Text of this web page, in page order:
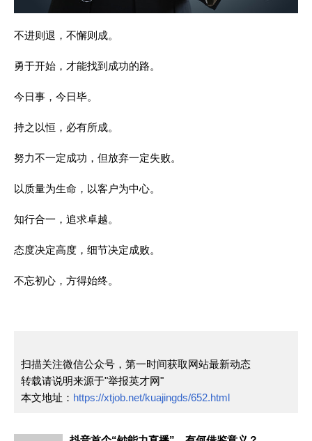
不进则退，不懈则成。
勇于开始，才能找到成功的路。
今日事，今日毕。
持之以恒，必有所成。
努力不一定成功，但放弃一定失败。
以质量为生命，以客户为中心。
知行合一，追求卓越。
态度决定高度，细节决定成败。
不忘初心，方得始终。
扫描关注微信公众号，第一时间获取网站最新动态
转载请说明来源于"举报英才网"
本文地址： https://xtjob.net/kuajingds/652.html